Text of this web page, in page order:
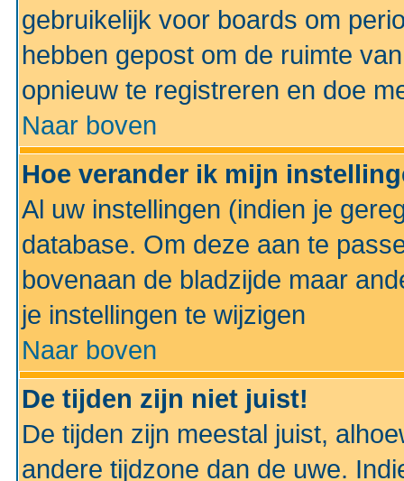
gebruikelijk voor boards om
hebben gepost om de ruimte
opnieuw te registreren en doe
Naar boven
Hoe verander ik mijn
Al uw instellingen (indien je
database. Om deze aan te
bovenaan de bladzijde maar
je instellingen te wijzigen
Naar boven
De tijden zijn niet juist!
De tijden zijn meestal juist,
andere tijdzone dan de uwe.